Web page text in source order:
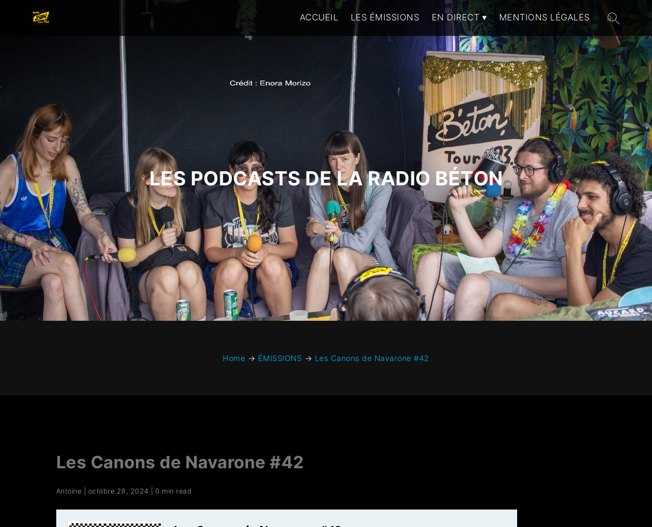
ACCUEIL LES ÉMISSIONS EN DIRECT MENTIONS LÉGALES
LES PODCASTS DE LA RADIO BÉTON
Home → ÉMISSIONS → Les Canons de Navarone #42
Les Canons de Navarone #42
Antoine octobre 28, 2024 0 min read